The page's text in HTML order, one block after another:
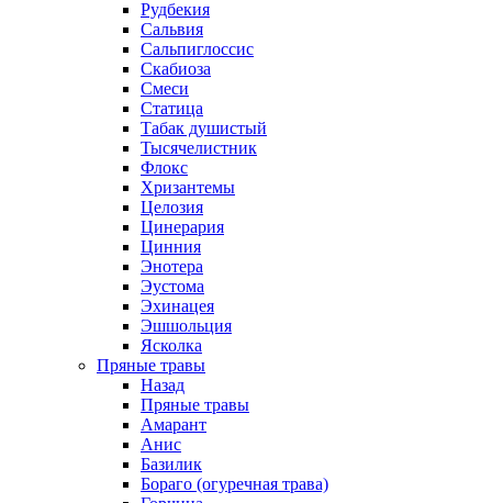
Рудбекия
Сальвия
Сальпиглоссис
Скабиоза
Смеси
Статица
Табак душистый
Тысячелистник
Флокс
Хризантемы
Целозия
Цинерария
Цинния
Энотера
Эустома
Эхинацея
Эшшольция
Ясколка
Пряные травы
Назад
Пряные травы
Амарант
Анис
Базилик
Бораго (огуречная трава)